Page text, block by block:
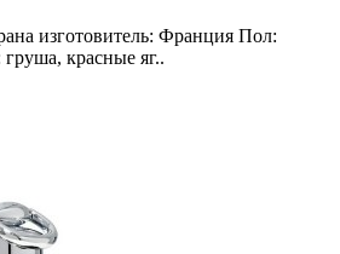
изготовитель: Франция Пол:
красные яг..